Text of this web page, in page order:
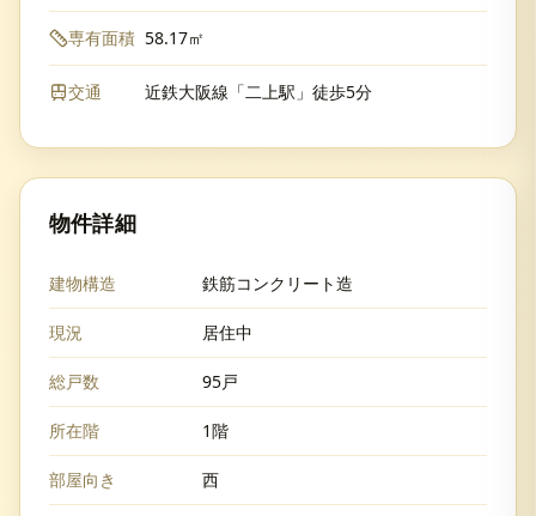
専有面積 58.17㎡
交通 近鉄大阪線「二上駅」徒歩5分
物件詳細
建物構造 鉄筋コンクリート造
現況 居住中
総戸数 95戸
所在階 1階
部屋向き 西